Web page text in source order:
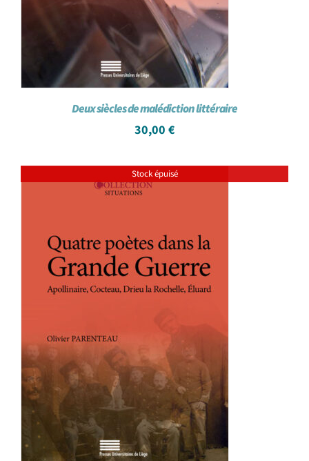
Deux siècles de malédiction littéraire
30,00 €
Stock épuisé